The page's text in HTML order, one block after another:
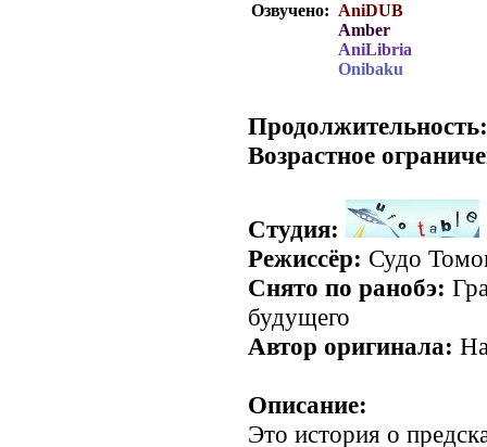
Озвучено: AniDUB
Amber
AniLibria
Onibaku
Продолжительность:
Возрастное
Студия:
Режиссёр: Судо
Снято по ранобэ:
будущего
Автор оригинала:
Описание:
Это история о